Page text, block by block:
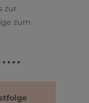
zur
zum